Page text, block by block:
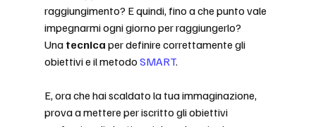
raggiungimento? E quindi, fino a che punto vale
impegnarmi ogni giorno per raggiungerlo?
Una tecnica per definire correttamente gli
obiettivi e il metodo SMART.
E, ora che hai scaldato la tua immaginazione,
prova a mettere per iscritto gli obiettivi